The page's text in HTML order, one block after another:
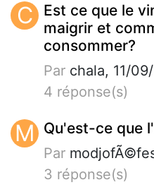
C
Est ce que le
maigrir et
consommer?
Par chala, 11/
4 réponse(s)
M Qu'est-ce que
Par
3 réponse(s)